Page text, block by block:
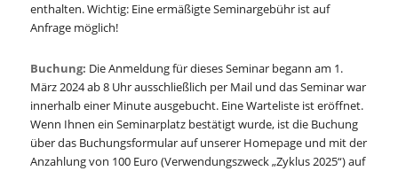
enthalten. Wichtig: Eine ermäßigte Seminargebühr ist auf
Anfrage möglich!
Buchung: Die Anmeldung für dieses Seminar begann am 1.
März 2024 ab 8 Uhr ausschließlich per Mail und das Seminar war
innerhalb einer Minute ausgebucht. Eine Warteliste ist eröffnet.
Wenn Ihnen ein Seminarplatz bestätigt wurde, ist die Buchung
über das Buchungsformular auf unserer Homepage und mit der
Anzahlung von 100 Euro (Verwendungszweck „Zyklus 2025“) auf